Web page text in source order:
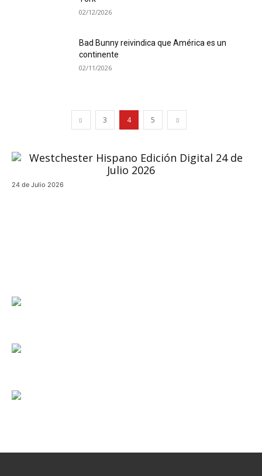
02/12/2026
Bad Bunny reivindica que América es un
continente
02/11/2026
3 4 5
24 de Julio 2026